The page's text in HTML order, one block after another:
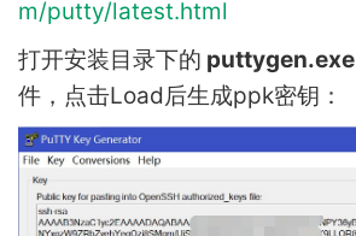
m/putty/latest.html
打开安装目录下的 puttygen.exe
件，点击Load后生成ppk密钥：